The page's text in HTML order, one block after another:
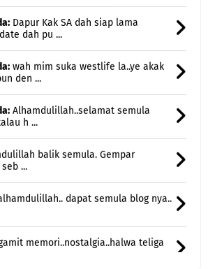
den ...
h ...
...